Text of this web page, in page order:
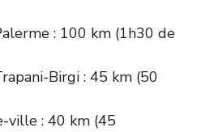
: 100 km (1h30 de
Birgi : 45 km (50
ville : 40 km (45